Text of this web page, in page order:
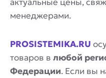
менеджерами.
PROSISTEMIKA.RU
товаров в любой
Федерации. Если вы